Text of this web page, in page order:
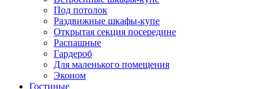
Под потолок
Раздвижные шкафы-купе
Открытая секция посередине
Распашные
Гардероб
Для маленького помещения
Эконом
Гостиные